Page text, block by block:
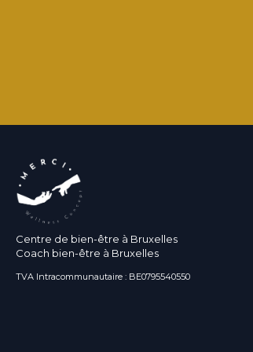
Centre de bien-être à Bruxelles
Coach bien-être à Bruxelles
TVA Intracommunautaire : BE0795540550